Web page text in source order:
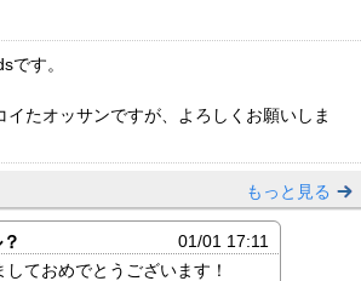
です。
イたオッサンですが、よろしくお願いしま
もっと見る
01/01 17:11
しておめでとうございます！